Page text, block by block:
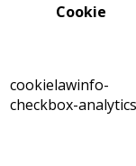
Cookie
cookielawinfo-
checkbox-analytics